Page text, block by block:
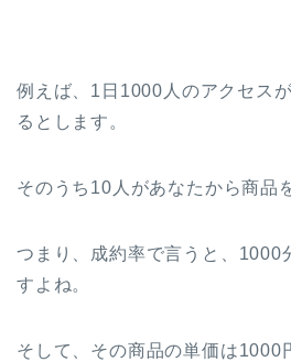
例えば、1日1000人のアクセス
るとします。
そのうち10人があなたから商品
つまり、成約率で言うと、1000
すよね。
そして、その商品の単価は1000